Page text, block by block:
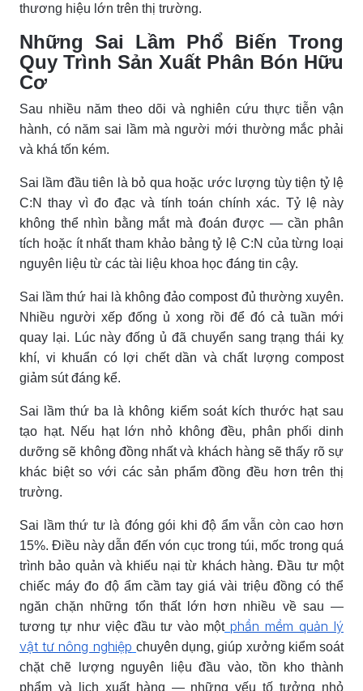
thương hiệu lớn trên thị trường.
Những Sai Lầm Phổ Biến Trong
Quy Trình Sản Xuất Phân Bón Hữu
Cơ
Sau nhiều năm theo dõi và nghiên cứu thực tiễn vận
hành, có năm sai lầm mà người mới thường mắc phải
và khá tốn kém.
Sai lầm đầu tiên là bỏ qua hoặc ước lượng tùy tiện tỷ lệ
C:N thay vì đo đạc và tính toán chính xác. Tỷ lệ này
không thể nhìn bằng mắt mà đoán được — cần phân
tích hoặc ít nhất tham khảo bảng tỷ lệ C:N của từng loại
nguyên liệu từ các tài liệu khoa học đáng tin cậy.
Sai lầm thứ hai là không đảo compost đủ thường xuyên.
Nhiều người xếp đống ủ xong rồi để đó cả tuần mới
quay lại. Lúc này đống ủ đã chuyển sang trạng thái kỵ
khí, vi khuẩn có lợi chết dần và chất lượng compost
giảm sút đáng kể.
Sai lầm thứ ba là không kiểm soát kích thước hạt sau
tạo hạt. Nếu hạt lớn nhỏ không đều, phân phối dinh
dưỡng sẽ không đồng nhất và khách hàng sẽ thấy rõ sự
khác biệt so với các sản phẩm đồng đều hơn trên thị
trường.
Sai lầm thứ tư là đóng gói khi độ ẩm vẫn còn cao hơn
15%. Điều này dẫn đến vón cục trong túi, mốc trong quá
trình bảo quản và khiếu nại từ khách hàng. Đầu tư một
chiếc máy đo độ ẩm cầm tay giá vài triệu đồng có thể
ngăn chặn những tổn thất lớn hơn nhiều về sau —
tương tự như việc đầu tư vào một phần mềm quản lý
vật tư nông nghiệp chuyên dụng, giúp xưởng kiểm soát
chặt chẽ lượng nguyên liệu đầu vào, tồn kho thành
phẩm và lịch xuất hàng — những yếu tố tưởng nhỏ